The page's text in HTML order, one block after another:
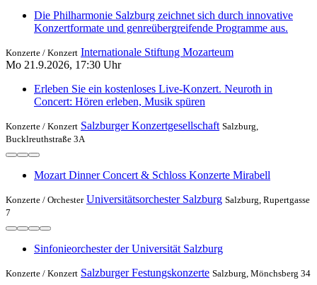
Die Philharmonie Salzburg zeichnet sich durch innovative
Konzertformate und genreübergreifende Programme aus.
Konzerte / Konzert Internationale Stiftung Mozarteum
Mo 21.9.2026, 17:30 Uhr
Erleben Sie ein kostenloses Live-Konzert. Neuroth in
Concert: Hören erleben, Musik spüren
Konzerte / Konzert Salzburger Konzertgesellschaft Salzburg,
Bucklreuthstraße 3A
Mozart Dinner Concert & Schloss Konzerte Mirabell
Konzerte / Orchester Universitätsorchester Salzburg Salzburg, Rupertgasse
7
Sinfonieorchester der Universität Salzburg
Konzerte / Konzert Salzburger Festungskonzerte Salzburg, Mönchsberg 34